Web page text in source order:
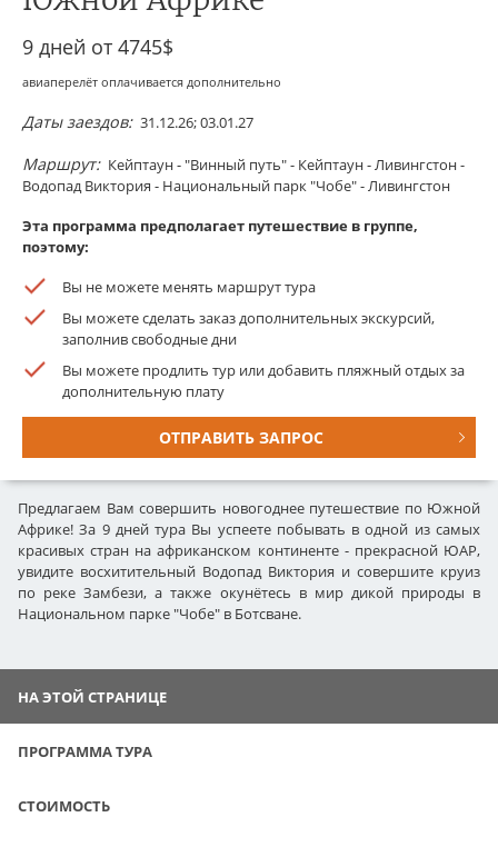
9 дней от 4745$
авиаперелёт оплачивается дополнительно
Даты заездов: 31.12.26; 03.01.27
Маршрут: Кейптаун - "Винный путь" - Кейптаун - Ливингстон -
Водопад Виктория - Национальный парк "Чобе" - Ливингстон
Эта программа предполагает путешествие в группе,
поэтому:
Вы не можете менять маршрут тура
Вы можете сделать заказ дополнительных экскурсий,
заполнив свободные дни
Вы можете продлить тур или добавить пляжный отдых за
дополнительную плату
ОТПРАВИТЬ ЗАПРОС
Предлагаем Вам совершить новогоднее путешествие по Южной
Африке! За 9 дней тура Вы успеете побывать в одной из самых
красивых стран на африканском континенте - прекрасной ЮАР,
увидите восхитительный Водопад Виктория и совершите круиз
по реке Замбези, а также окунётесь в мир дикой природы в
Национальном парке "Чобе" в Ботсване.
НА ЭТОЙ СТРАНИЦЕ
ПРОГРАММА ТУРА
СТОИМОСТЬ